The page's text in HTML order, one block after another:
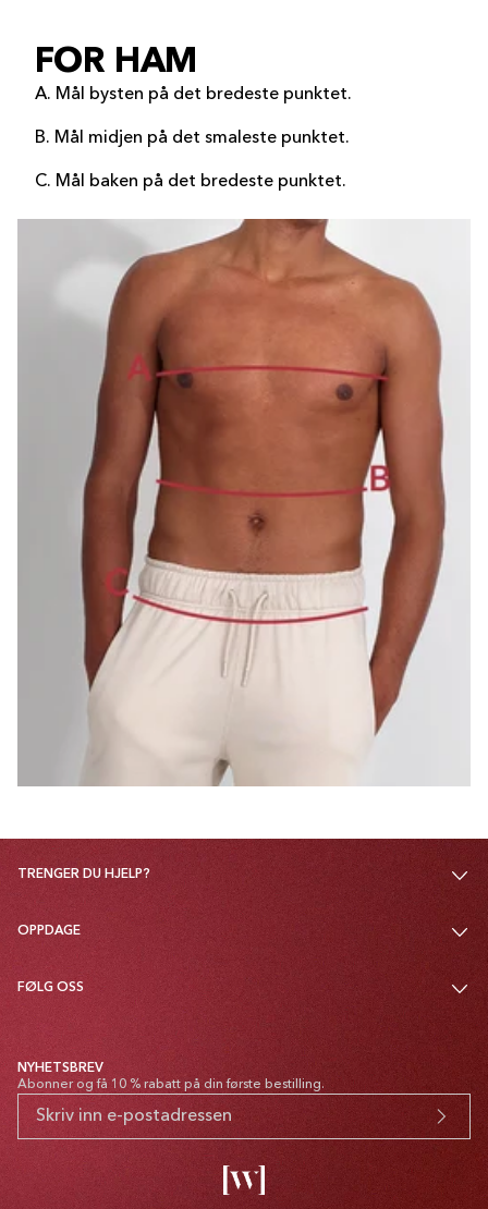
FOR HAM
A. Mål bysten på det bredeste punktet.
B. Mål midjen på det smaleste punktet.
C. Mål baken på det bredeste punktet.
TRENGER DU HJELP?
OPPDAGE
FØLG OSS
NYHETSBREV
Abonner og få 10 % rabatt på din første bestilling.